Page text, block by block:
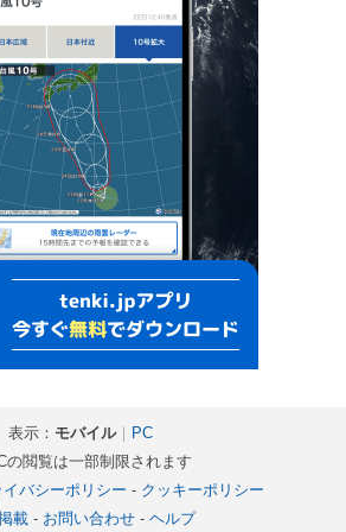
表示： モバイル｜ PC
の閲覧は一部制限されます
イバシーポリシー - クッキーポリシー
載- お問い合わせ- ヘルプ